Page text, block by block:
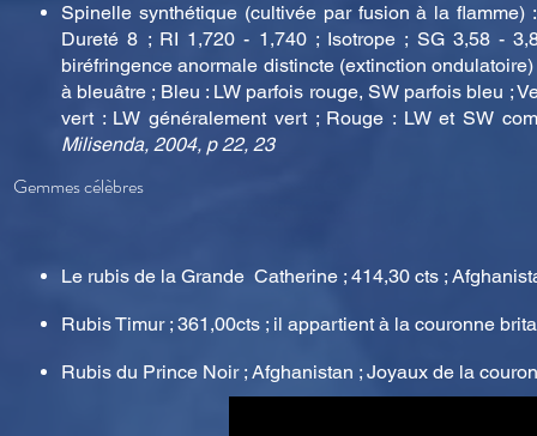
Spinelle synthétique (cultivée par fusion à la flamme)
Dureté 8 ; RI 1,720 - 1,740 ; Isotrope ; SG 3,58 -
biréfringence anormale distincte (extinction
à bleuâtre ; Bleu : LW parfois rouge, SW parfois bleu ;
vert : LW généralement vert ; Rouge : LW et SW
Milisenda, 2004, p 22, 23
Gemmes célèbres
Le rubis de la Grande Catherine ; 414,30 cts ;
Rubis Timur ; 361,00cts ; il appartient à la couronne
Rubis du Prince Noir ; Afghanistan ; Joyaux de la